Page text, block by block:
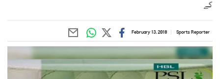
گے
Sports Reporter
February 13, 2018